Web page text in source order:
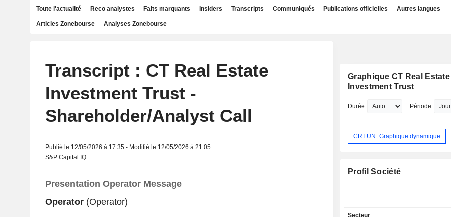
Toute l'actualité Reco analystes Faits marquants Insiders Transcripts Communiqués Publications officielles Autres langues
Articles Zonebourse Analyses Zonebourse
Transcript : CT Real Estate
Investment Trust -
Shareholder/Analyst Call
Publié le 12/05/2026 à 17:35 - Modifié le 12/05/2026 à 21:05
S&P Capital IQ
Presentation Operator Message
Operator(Operator)
Graphique CT Real Estate
Investment Trust
Durée Période
CRT.UN: Graphique dynamique
Profil Société
Secteur